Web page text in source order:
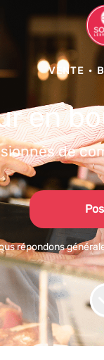
VENTE ·
en
de
répondons